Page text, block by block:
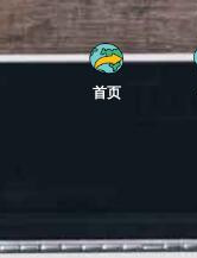
首页